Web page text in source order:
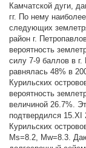
Камчатской дуги,
гг. По нему
следующих
район г.
вероятность
силу 7-9 баллов в г.
равнялась 48% в
Курильских
вероятность
величиной 26.7%.
подтвердился 15.XI
Курильских
Ms=8.2, Mw=8.3.